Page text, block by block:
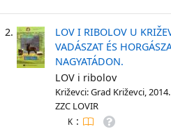
2.
LOV I RIBOLOV U
VADÁSZAT ÉS
NAGYATÁDON.
LOV i ribolov
Križevci: Grad Križevci, 2014.
ZZC LOVIR
K :